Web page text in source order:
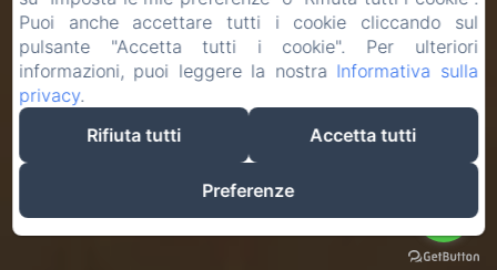
Puoi anche accettare tutti i cookie cliccando sul
pulsante "Accetta tutti i cookie". Per ulteriori
informazioni, puoi leggere la nostra Informativa sulla
privacy.
Rifiuta tutti
Accetta tutti
Preferenze